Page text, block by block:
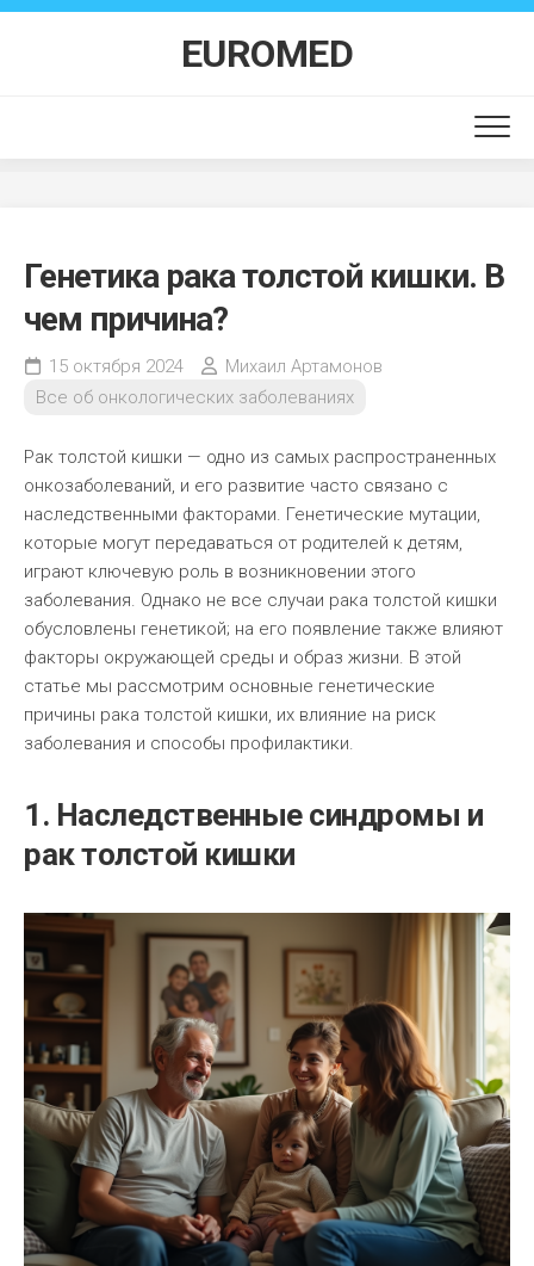
Перейти
EUROMED
Генетика рака толстой кишки. В
чем причина?
15 октября 2024
Михаил Артамонов
Все об онкологических заболеваниях
Рак толстой кишки — одно из самых распространенных
онкозаболеваний, и его развитие часто связано с
наследственными факторами. Генетические мутации,
которые могут передаваться от родителей к детям,
играют ключевую роль в возникновении этого
заболевания. Однако не все случаи рака толстой кишки
обусловлены генетикой; на его появление также влияют
факторы окружающей среды и образ жизни. В этой
статье мы рассмотрим основные генетические
причины рака толстой кишки, их влияние на риск
заболевания и способы профилактики.
1. Наследственные синдромы и
рак толстой кишки